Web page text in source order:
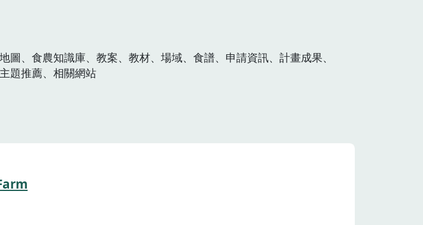
、食農知識庫、教案、教材、場域、食譜、申請資訊、計畫成果、
題推薦、相關網站